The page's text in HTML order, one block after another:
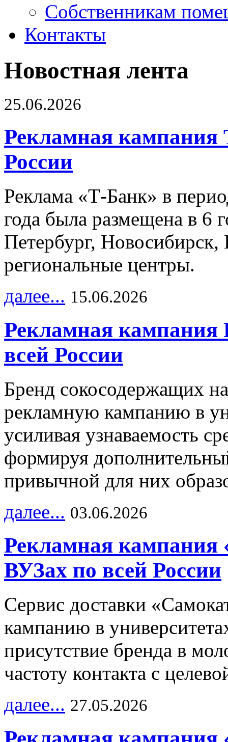
Собственникам
Контакты
Новостная лента
25.06.2026
Рекламная кампания
России
Реклама «Т-Банк» в
года была размещена в 6
Петербург,
региональные центры.
далее... 15.06.2026
Рекламная
всей России
Бренд сокосодержащих
рекламную кампанию в
усиливая узнаваемость
формируя
привычной для них
далее... 03.06.2026
Рекламная кампания
ВУЗах по всей России
Сервис доставки
кампанию в
присутствие бренда в
частоту контакта с
далее... 27.05.2026